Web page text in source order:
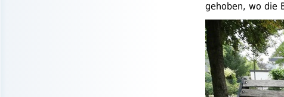
gehoben, wo die